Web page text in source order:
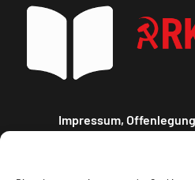
Impressum, Offenlegung